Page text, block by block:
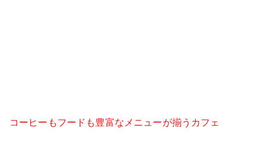
コーヒーもフードも豊富なメニューが揃うカフェ